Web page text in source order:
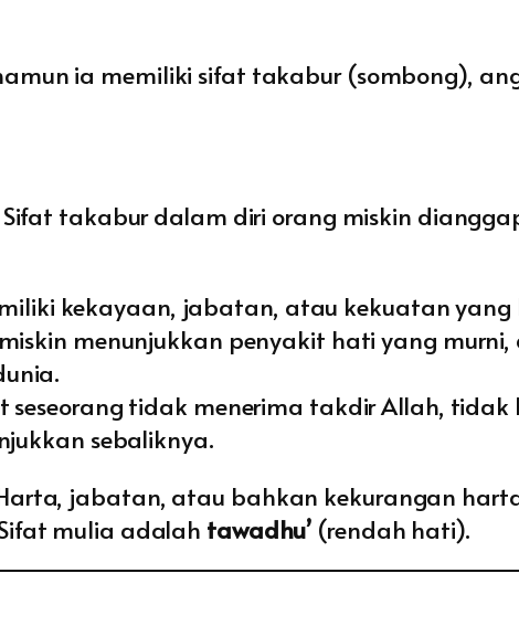
ia memiliki sifat takabur (sombong),
takabur dalam diri orang miskin
kekayaan, jabatan, atau kekuatan
menunjukkan penyakit hati yang
seseorang tidak menerima takdir Allah, tidak
sebaliknya.
jabatan, atau bahkan kekurangan
mulia adalah tawadhu’ (rendah hati).